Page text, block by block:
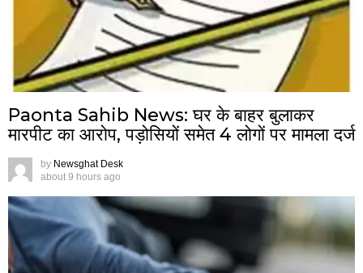
Paonta Sahib News: घर के बाहर बुलाकर
मारपीट का आरोप, पड़ोसियों समेत 4 लोगों पर मामला दर्ज
by Newsghat Desk
about 9 hours ago